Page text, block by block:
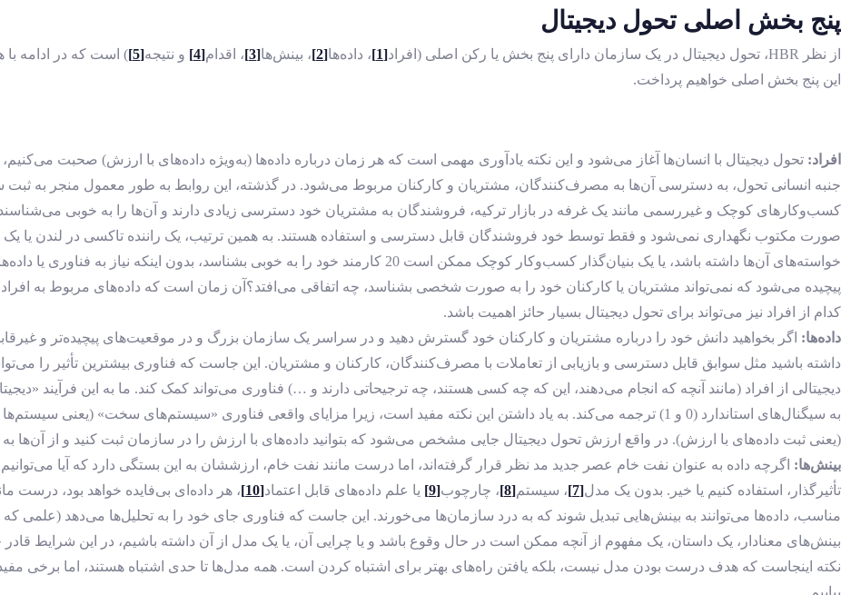
پنج بخش اصلی تحول دیجیتال
از نظر HBR، تحول دیجیتال در یک سازمان دارای پنج بخش یا رکن اصلی (افراد [1] ، داده‌ها[2] ، بینش‌ها[3] ، اقدام[4] و نتیجه[5]
) است که در ادامه با
این پنج بخش اصلی خواهیم پرداخت.
افراد: تحول دیجیتال با انسان‌ها آغاز می‌شود و این نکته یادآوری مهمی است که هر زمان درباره داده‌ها (به‌ویژه داده‌های با ارزش) صحبت می‌کنیم، در
جنبه انسانی تحول، به دسترسی آن‌ها به مصرف‌کنندگان، مشتریان و کارکنان مربوط می‌شود. در گذشته، این روابط به طور معمول منجر به ثبت
کسب‌وکارهای کوچک و غیررسمی مانند یک غرفه در بازار ترکیه، فروشندگان به مشتریان خود دسترسی زیادی دارند و آن‌ها را به خوبی می‌شناسند،
صورت مکتوب نگهداری نمی‌شود و فقط توسط خود فروشندگان قابل‌ دسترسی و استفاده هستند. به همین ترتیب، یک راننده تاکسی در لندن
خواسته‌های آن‌ها داشته باشد، یا یک بنیان‌گذار کسب‌وکار کوچک ممکن است 20 کارمند خود را به خوبی
پیچیده می‌شود که نمی‌تواند مشتریان یا کارکنان خود را به صورت شخصی بشناسد، چه اتفاقی می‌افتد؟آن زمان است که داده‌های مربوط به
کدام از افراد نیز می‌تواند برای تحول دیجیتال بسیار حائز اهمیت باشد.
داده‌ها: اگر بخواهید دانش خود را درباره مشتریان و کارکنان خود گسترش دهید و در سراسر یک سازمان بزرگ و در موقعیت‌های پیچیده‌تر و غیرقابل
داشته باشید مثل سوابق قابل دسترسی و بازیابی از تعاملات با مصرف‌کنندگان، کارکنان و مشتریان. این جاست که فناوری بیشترین تأثیر را
دیجیتالی از افراد (مانند آنچه که انجام می‌دهند، این که چه کسی هستند، چه ترجیحاتی دارند و …) فناوری می‌تواند کمک کند. ما به این فرآیند
به سیگنال‌های استاندارد (0 و 1) ترجمه می‌کند. به یاد داشتن این نکته مفید است، زیرا مزایای واقعی فناوری «سیستم‌های سخت»
(یعنی ثبت داده‌های با ارزش). در واقع ارزش تحول دیجیتال جایی مشخص می‌شود که بتوانید داده‌های با ارزش را در سازمان ثبت کنید و از آن‌ها به
بینش‌ها: اگرچه داده به عنوان نفت خام عصر جدید مد نظر قرار گرفته‌اند، اما درست مانند نفت خام، ارزششان به این بستگی دارد که آیا
تأثیرگذار، استفاده کنیم یا خیر. بدون یک مدل[7] ، سیستم[8] ، چارچوب[9] یا علم داده‌های قابل اعتماد[10]
مناسب، داده‌ها می‌توانند به بینش‌هایی تبدیل شوند که به درد سازمان‌ها می‌خورند. این جاست که فناوری جای خود را به تحلیل‌ها می‌دهد (علمی که
بینش‌های معنادار، یک داستان، یک مفهوم از آنچه ممکن است در حال وقوع باشد و یا چرایی آن، یا یک مدل از آن داشته باشیم، در این شرایط
نکته اینجاست که هدف درست بودن مدل نیست، بلکه یافتن راه‌های بهتر برای اشتباه کردن است. همه مدل‌ها تا حدی اشتباه هستند، اما برخی
بیابیم.